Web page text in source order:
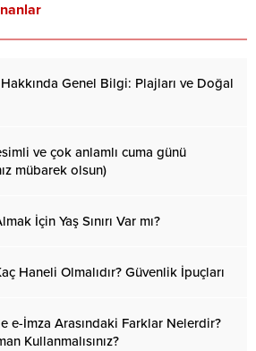
Genel Bilgi: Plajları ve Doğal
ve çok anlamlı cuma günü
mübarek olsun)
İçin Yaş Sınırı Var mı?
Haneli Olmalıdır? Güvenlik İpuçları
e-İmza Arasındaki Farklar Nelerdir?
Kullanmalısınız?